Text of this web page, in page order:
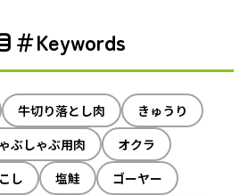
＃Keywords
牛切り落とし肉
きゅうり
ぶしゃぶ用肉
オクラ
し 塩鮭
ゴーヤー